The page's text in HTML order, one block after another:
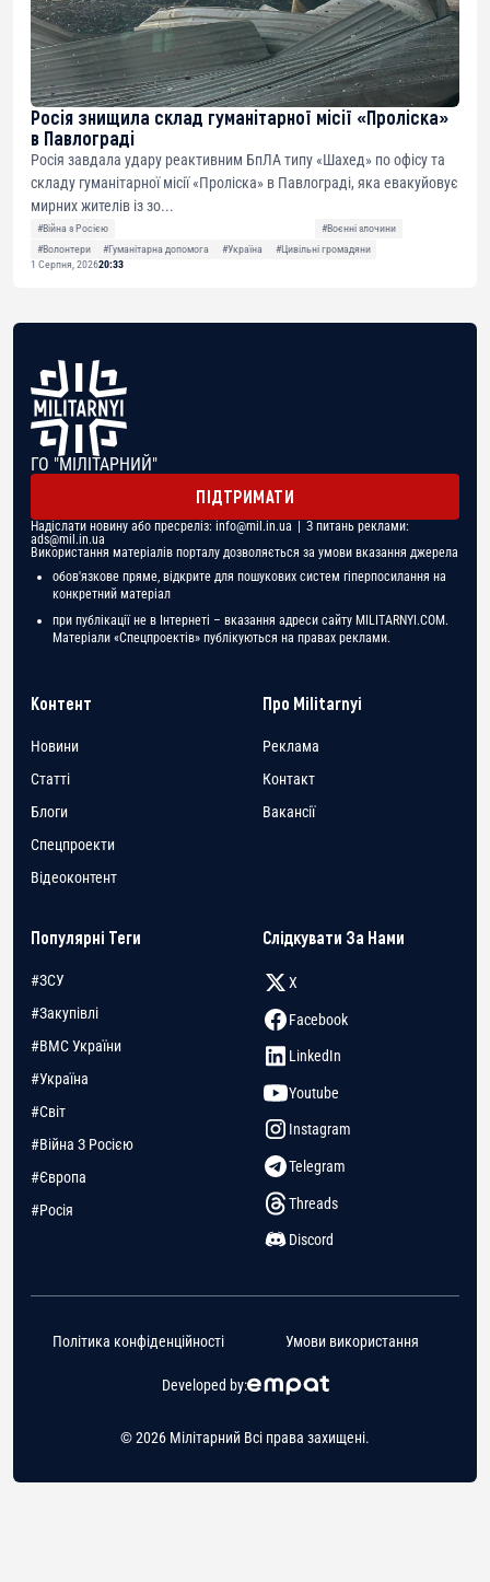
Росія знищила склад гуманітарної місії «Проліска»
в Павлограді
Росія завдала удару реактивним БпЛА типу «Шахед» по офісу та
складу гуманітарної місії «Проліска» в Павлограді, яка евакуйовує
мирних жителів із зо...
#Війна з Росією
#Воєнні злочини
#Волонтери
#Гуманітарна допомога #Україна
#Цивільні громадяни
1 Серпня, 202620:33
ГО "МІЛІТАРНИЙ"
ПІДТРИМАТИ
Надіслати новину або пресреліз: info@mil.in.ua | З питань реклами:
ads@mil.in.ua
Використання матеріалів порталу дозволяється за умови вказання джерела
обов'язкове пряме, відкрите для пошукових систем гіперпосилання на
конкретний матеріал
при публікації не в Інтернеті – вказання адреси сайту MILITARNYI.COM.
Матеріали «Спецпроектів» публікуються на правах реклами.
Контент
Новини
Статті
Блоги
Спецпроекти
Відеоконтент
Про Militarnyi
Реклама
Контакт
Вакансії
Популярні Теги
#ЗСУ
#Закупівлі
#ВМС України
#Україна
#Світ
#Війна З Росією
#Європа
#Росія
Слідкувати За Нами
X
Facebook
LinkedIn
Youtube
Instagram
Telegram
Threads
Discord
© 2026 Мілітарний Всі права захищені.
Developed by:
Політика конфіденційності Умови використання